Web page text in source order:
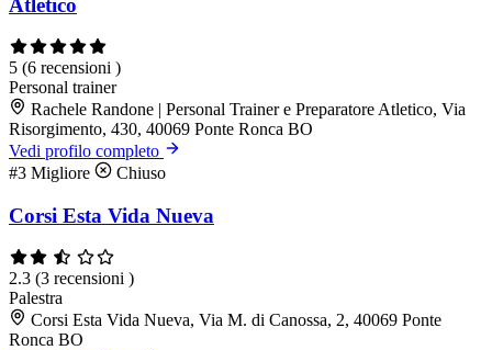
Atletico
5 (6 recensioni )
Personal trainer
Rachele Randone | Personal Trainer e Preparatore Atletico, Via
Risorgimento, 430, 40069 Ponte Ronca BO
Vedi profilo completo
#3 Migliore Chiuso
Corsi Esta Vida Nueva
2.3 (3 recensioni )
Palestra
Corsi Esta Vida Nueva, Via M. di Canossa, 2, 40069 Ponte
Ronca BO